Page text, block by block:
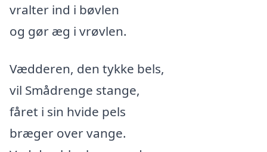
vralter ind i bøvlen
og gør æg i vrøvlen.
Vædderen, den tykke bels,
vil Smådrenge stange,
fåret i sin hvide pels
bræger over vange.